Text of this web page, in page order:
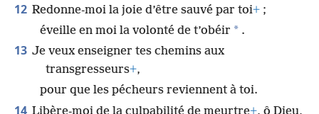
12 Redonne-moi la joie d’être sauvé par toi+ ;
éveille en moi la volonté de t’obéir * .
13 Je veux enseigner tes chemins aux
transgresseurs+,
pour que les pécheurs reviennent à toi.
14 Libère-moi de la culpabilité de meurtre+, ô Dieu,